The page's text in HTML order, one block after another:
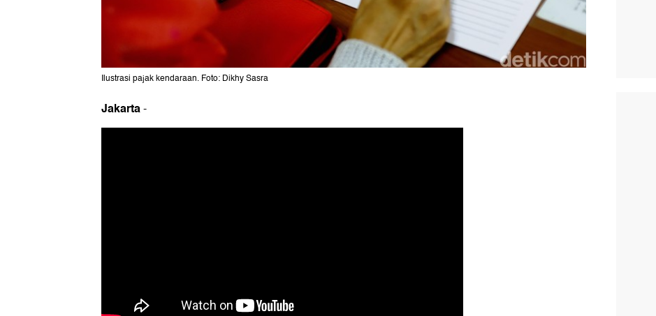
Ilustrasi pajak kendaraan. Foto: Dikhy Sasra
Jakarta-